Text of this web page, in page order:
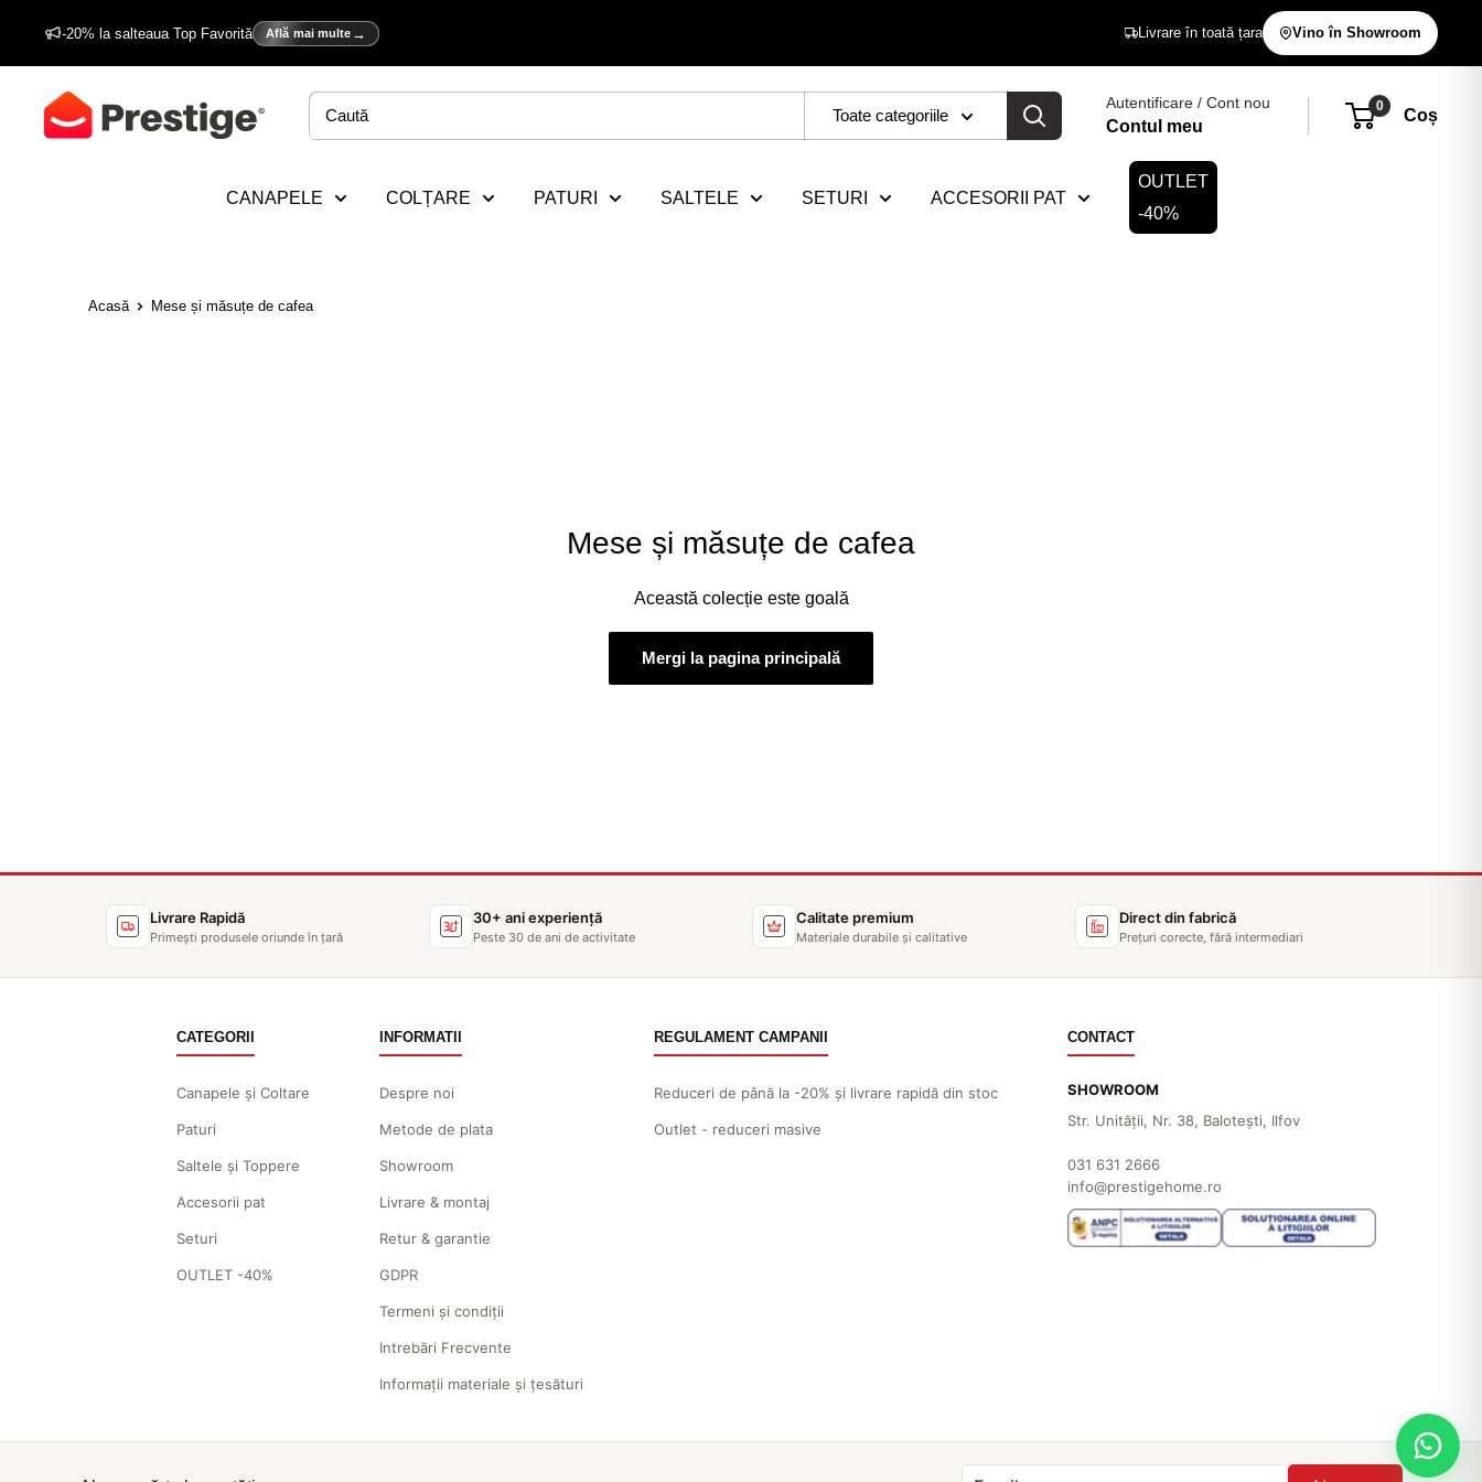
-20% la salteaua Top Favorită Află mai multe Livrare în toată țara Vino în Showroom
Prestige
Home
Toate categoriile
Autentificare / Cont nou
Contul meu
0
Coș
CANAPELE COLȚARE PATURI SALTELE SETURI ACCESORII PAT
OUTLET
-40%
Acasă Mese și măsuțe de cafea
Mese și măsuțe de cafea
Această colecție este goală
Mergi la pagina principală
Livrare Rapidă
Primești produsele oriunde în țară
30+ ani experiență
Peste 30 de ani de activitate
Calitate premium
Materiale durabile și calitative
Direct din fabrică
Prețuri corecte, fără intermediari
CATEGORII
Canapele și Coltare
Paturi
Saltele și Toppere
Accesorii pat
Seturi
OUTLET -40%
INFORMATII
Despre noi
Metode de plata
Showroom
Livrare & montaj
Retur & garantie
GDPR
Termeni și condiții
Intrebări Frecvente
Informații materiale și țesături
REGULAMENT CAMPANII
Reduceri de până la -20% și livrare rapidă din stoc
Outlet - reduceri masive
CONTACT
SHOWROOM
Str. Unităţii, Nr. 38, Baloteşti, Ilfov
031 631 2666
info@prestigehome.ro